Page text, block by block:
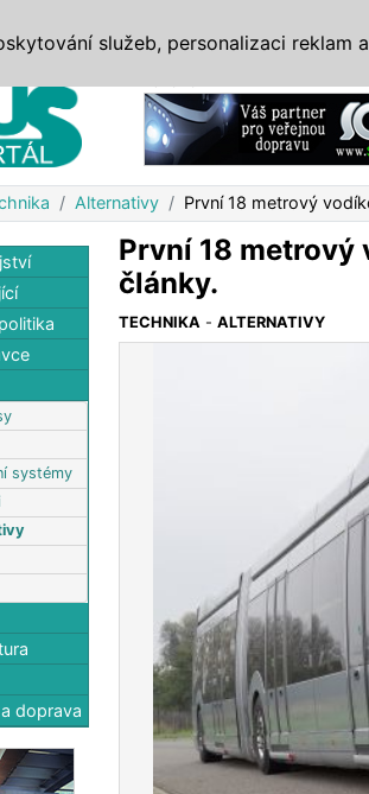
Alternativy První 18 metrový
systémy
doprava
První 18 metrový
články.
TECHNIKA -ALTERNATIVY
služeb, personalizaci